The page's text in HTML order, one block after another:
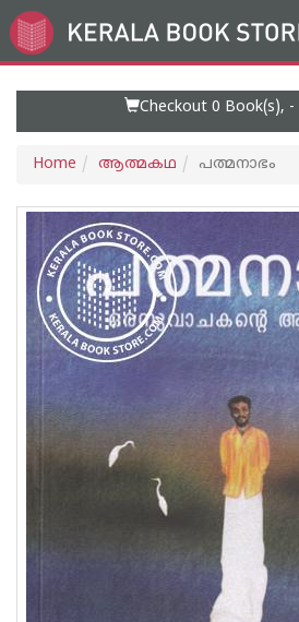
Go
to
Checkout 0 Book(s), -
Home ആത്മകഥ പത്മനാഭം